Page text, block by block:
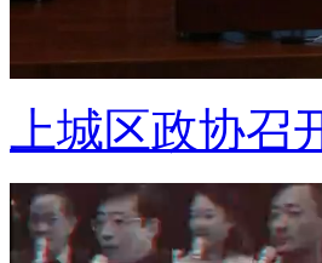
上城区政协召